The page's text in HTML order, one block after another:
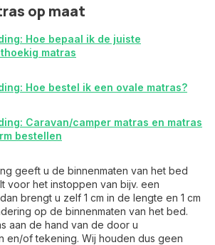
op maat
Hoe bepaal ik de juiste
matras
Hoe bestel ik een ovale matras?
Caravan/camper matras en matras
bestellen
geeft u de binnenmaten van het bed
voor het instoppen van bijv. een
brengt u zelf 1 cm in de lengte en 1 cm
op de binnenmaten van het bed.
aan de hand van de door u
en/of tekening. Wij houden dus geen